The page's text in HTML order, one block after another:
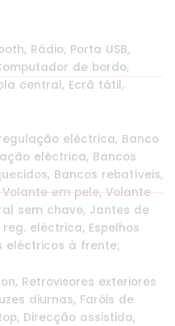
Rádio, Porta USB,
de bordo,
central, Ecrã tátil,
eléctrica, Banco
eléctrica, Bancos
Bancos rebatíveis,
em pele, Volante
sem chave, Jantes de
eléctrica, Espelhos
eléctricos à frente;
Retrovisores exteriores
diurnas, Faróis de
Direcção assistida,